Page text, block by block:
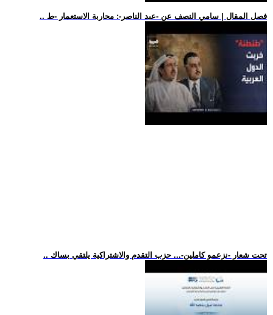
.. فصل المقال | سامي النصف عن -عبد الناصر-: محاربة الاستعمار -ط
.. تحت شعار -نزعمو كاملين-... حزب التقدم والاشتراكية يلتقي بساك